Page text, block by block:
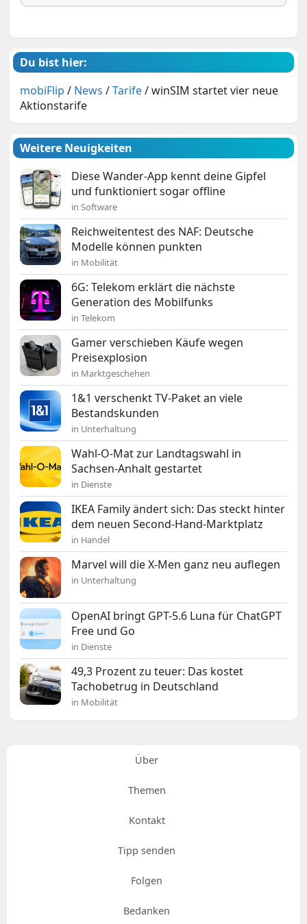
Du bist hier:
mobiFlip / News /Tarife/winSIM startet vier neue
Aktionstarife
Weitere Neuigkeiten
Diese Wander-App kennt deine Gipfel
und funktioniert sogar offline
in Software
Reichweitentest des NAF: Deutsche
Modelle können punkten
in Mobilität
6G: Telekom erklärt die nächste
Generation des Mobilfunks
in Telekom
Gamer verschieben Käufe wegen
Preisexplosion
in Marktgeschehen
1&1 verschenkt TV-Paket an viele
Bestandskunden
in Unterhaltung
Wahl-O-Mat zur Landtagswahl in
Sachsen-Anhalt gestartet
in Dienste
IKEA Family ändert sich: Das steckt hinter
dem neuen Second-Hand-Marktplatz
in Handel
Marvel will die X-Men ganz neu auflegen
in Unterhaltung
OpenAI bringt GPT-5.6 Luna für ChatGPT
Free und Go
in Dienste
49,3 Prozent zu teuer: Das kostet
Tachobetrug in Deutschland
in Mobilität
Über
Themen
Kontakt
Tipp senden
Folgen
Bedanken